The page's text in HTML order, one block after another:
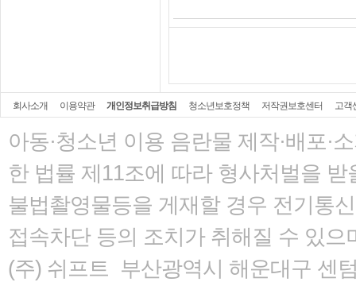
회사소개 이용약관 개인정보취급방침 청소년보호정책 저작권보호센터 고객
아동·청소년 이용 음란물 제작·배포·
한 법률 제11조에 따라 형사처벌을 받
불법촬영물등을 게재할 경우 전기통
접속차단 등의 조치가 취해질 수 있으
(주) 쉬프트 부산광역시 해운대구 센